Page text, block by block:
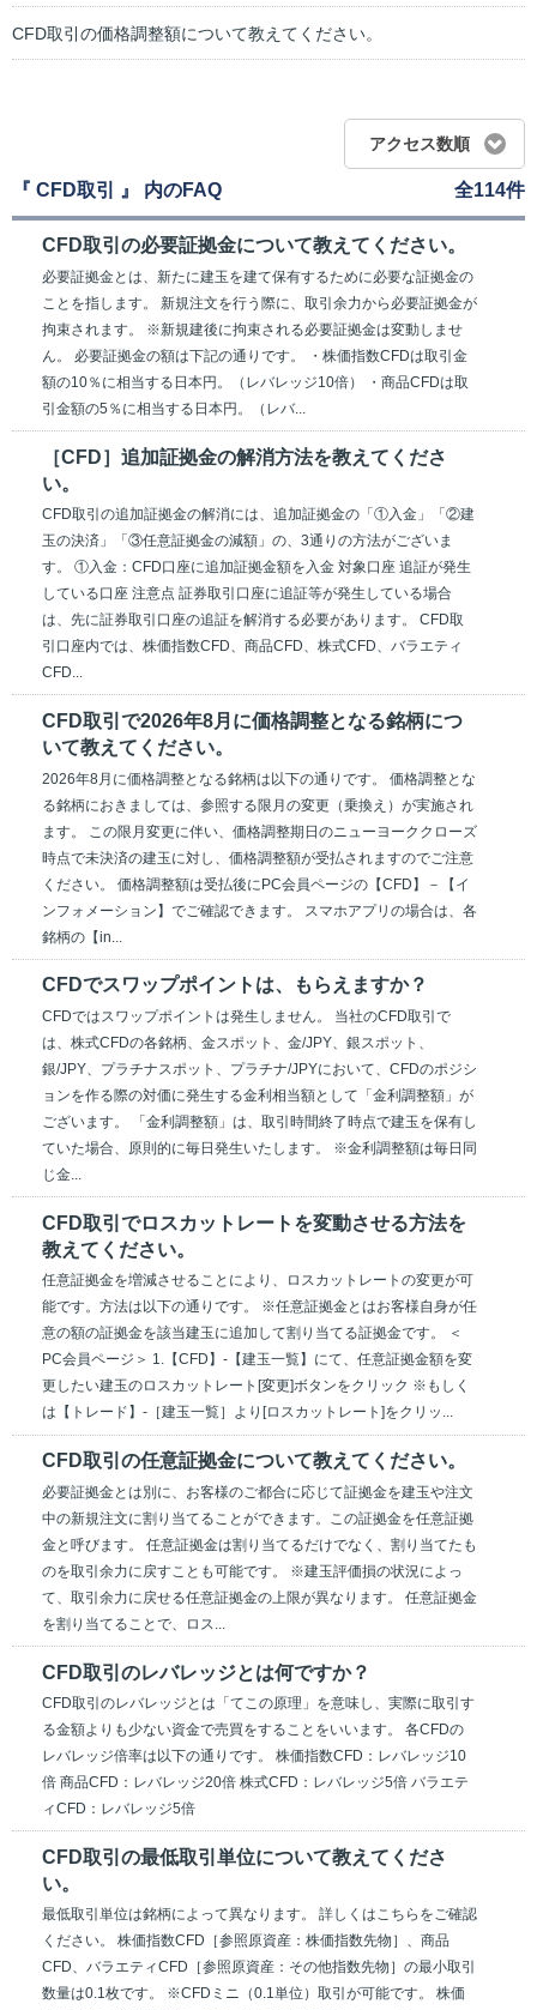
CFD取引の価格調整額について教えてください。
アクセス数順
『 CFD取引 』 内のFAQ 全114件
CFD取引の必要証拠金について教えてください。
必要証拠金とは、新たに建玉を建て保有するために必要な証拠金の
ことを指します。 新規注文を行う際に、取引余力から必要証拠金が
拘束されます。 ※新規建後に拘束される必要証拠金は変動しませ
ん。 必要証拠金の額は下記の通りです。 ・株価指数CFDは取引金
額の10％に相当する日本円。（レバレッジ10倍） ・商品CFDは取
引金額の5％に相当する日本円。（レバ...
［CFD］追加証拠金の解消方法を教えてくださ
い。
CFD取引の追加証拠金の解消には、追加証拠金の「①入金」「②建
玉の決済」「③任意証拠金の減額」の、3通りの方法がございま
す。 ①入金：CFD口座に追加証拠金額を入金 対象口座 追証が発生
している口座 注意点 証券取引口座に追証等が発生している場合
は、先に証券取引口座の追証を解消する必要があります。 CFD取
引口座内では、株価指数CFD、商品CFD、株式CFD、バラエティ
CFD...
CFD取引で2026年8月に価格調整となる銘柄につ
いて教えてください。
2026年8月に価格調整となる銘柄は以下の通りです。 価格調整とな
る銘柄におきましては、参照する限月の変更（乗換え）が実施され
ます。 この限月変更に伴い、価格調整期日のニューヨーククローズ
時点で未決済の建玉に対し、価格調整額が受払されますのでご注意
ください。 価格調整額は受払後にPC会員ページの【CFD】－【イ
ンフォメーション】でご確認できます。 スマホアプリの場合は、各
銘柄の【in...
CFDでスワップポイントは、もらえますか？
CFDではスワップポイントは発生しません。 当社のCFD取引で
は、株式CFDの各銘柄、金スポット、金/JPY、銀スポット、
銀/JPY、プラチナスポット、プラチナ/JPYにおいて、CFDのポジシ
ョンを作る際の対価に発生する金利相当額として「金利調整額」が
ございます。 「金利調整額」は、取引時間終了時点で建玉を保有し
ていた場合、原則的に毎日発生いたします。 ※金利調整額は毎日同
じ金...
CFD取引でロスカットレートを変動させる方法を
教えてください。
任意証拠金を増減させることにより、ロスカットレートの変更が可
能です。方法は以下の通りです。 ※任意証拠金とはお客様自身が任
意の額の証拠金を該当建玉に追加して割り当てる証拠金です。 ＜
PC会員ページ＞ 1.【CFD】-【建玉一覧】にて、任意証拠金額を変
更したい建玉のロスカットレート[変更]ボタンをクリック ※もしく
は【トレード】-［建玉一覧］より[ロスカットレート]をクリッ...
CFD取引の任意証拠金について教えてください。
必要証拠金とは別に、お客様のご都合に応じて証拠金を建玉や注文
中の新規注文に割り当てることができます。この証拠金を任意証拠
金と呼びます。 任意証拠金は割り当てるだけでなく、割り当てたも
のを取引余力に戻すことも可能です。 ※建玉評価損の状況によっ
て、取引余力に戻せる任意証拠金の上限が異なります。 任意証拠金
を割り当てることで、ロス...
CFD取引のレバレッジとは何ですか？
CFD取引のレバレッジとは「てこの原理」を意味し、実際に取引す
る金額よりも少ない資金で売買をすることをいいます。 各CFDの
レバレッジ倍率は以下の通りです。 株価指数CFD：レバレッジ10
倍 商品CFD：レバレッジ20倍 株式CFD：レバレッジ5倍 バラエテ
ィCFD：レバレッジ5倍
CFD取引の最低取引単位について教えてくださ
い。
最低取引単位は銘柄によって異なります。 詳しくはこちらをご確認
ください。 株価指数CFD［参照原資産：株価指数先物］、商品
CFD、バラエティCFD［参照原資産：その他指数先物］の最小取引
数量は0.1枚です。 ※CFDミニ（0.1単位）取引が可能です。 株価